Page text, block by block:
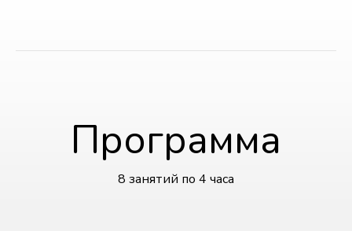
Программа
8 занятий по 4 часа